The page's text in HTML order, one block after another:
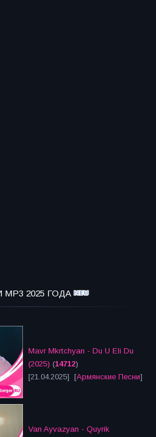
2025 ГОДА
Mavr Mkrtchyan - Du U Eli Du
(2025) (14712)
[21.04.2025] [Армянские Песни]
Van Ayvazyan - Quyrik